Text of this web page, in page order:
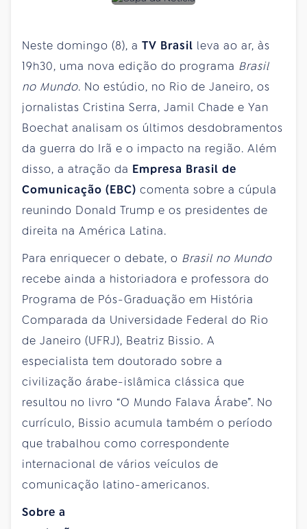
Neste domingo (8), a TV Brasil leva ao ar, às
19h30, uma nova edição do programa Brasil
no Mundo. No estúdio, no Rio de Janeiro, os
jornalistas Cristina Serra, Jamil Chade e Yan
Boechat analisam os últimos desdobramentos
da guerra do Irã e o impacto na região. Além
disso, a atração da Empresa Brasil de
Comunicação (EBC) comenta sobre a cúpula
reunindo Donald Trump e os presidentes de
direita na América Latina.
Para enriquecer o debate, o Brasil no Mundo
recebe ainda a historiadora e professora do
Programa de Pós-Graduação em História
Comparada da Universidade Federal do Rio
de Janeiro (UFRJ), Beatriz Bissio. A
especialista tem doutorado sobre a
civilização árabe-islâmica clássica que
resultou no livro “O Mundo Falava Árabe”. No
currículo, Bissio acumula também o período
que trabalhou como correspondente
internacional de vários veículos de
comunicação latino-americanos.
Sobre a